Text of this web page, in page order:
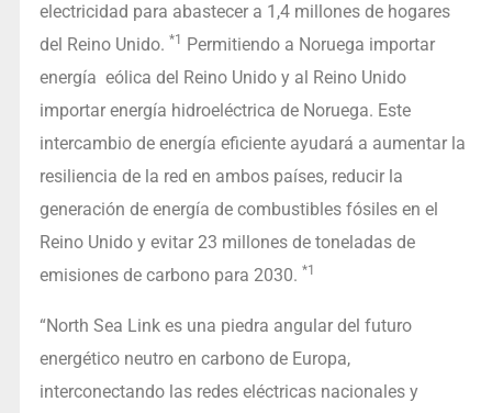
electricidad para abastecer a 1,4 millones de hogares
del Reino Unido. *1
Permitiendo a Noruega importar
energía eólica del Reino Unido y al Reino Unido
importar energía hidroeléctrica de Noruega. Este
intercambio de energía eficiente ayudará a aumentar la
resiliencia de la red en ambos países, reducir la
generación de energía de combustibles fósiles en el
Reino Unido y evitar 23 millones de toneladas de
emisiones de carbono para 2030. *1
“North Sea Link es una piedra angular del futuro
energético neutro en carbono de Europa,
interconectando las redes eléctricas nacionales y